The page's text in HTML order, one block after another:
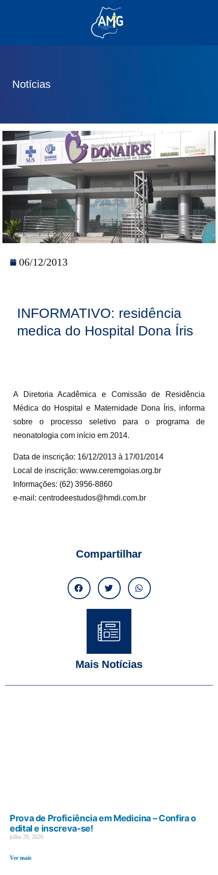
Notícias
06/12/2013
INFORMATIVO: residência
medica do Hospital Dona Íris
A Diretoria Acadêmica e Comissão de Residência
Médica do Hospital e Maternidade Dona Íris, informa
sobre o processo seletivo para o programa de
neonatologia com início em 2014.
Data de inscrição: 16/12/2013 à 17/01/2014
Local de inscrição: www.ceremgoias.org.br
Informações: (62) 3956-8860
e-mail: centrodeestudos@hmdi.com.br
Compartilhar
Mais Notícias
Prova de Proficiência em Medicina – Confira o
edital e inscreva-se!
julho 29, 2026
Ver mais